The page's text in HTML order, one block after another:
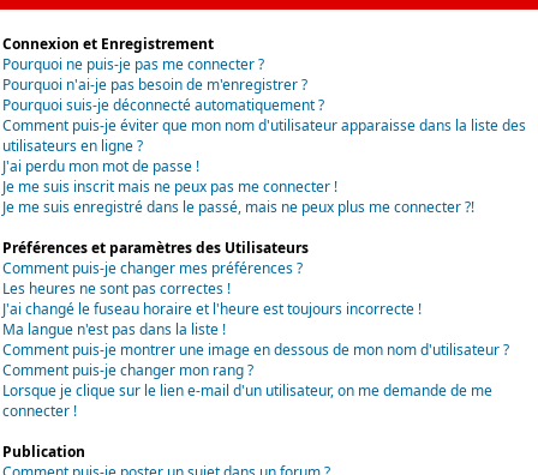
Connexion et Enregistrement
Pourquoi ne puis-je pas me connecter ?
Pourquoi n'ai-je pas besoin de m'enregistrer ?
Pourquoi suis-je déconnecté automatiquement ?
Comment puis-je éviter que mon nom d'utilisateur apparaisse dans la liste des
utilisateurs en ligne ?
J'ai perdu mon mot de passe !
Je me suis inscrit mais ne peux pas me connecter !
Je me suis enregistré dans le passé, mais ne peux plus me connecter ?!
Préférences et paramètres des Utilisateurs
Comment puis-je changer mes préférences ?
Les heures ne sont pas correctes !
J'ai changé le fuseau horaire et l'heure est toujours incorrecte !
Ma langue n'est pas dans la liste !
Comment puis-je montrer une image en dessous de mon nom d'utilisateur ?
Comment puis-je changer mon rang ?
Lorsque je clique sur le lien e-mail d'un utilisateur, on me demande de me
connecter !
Publication